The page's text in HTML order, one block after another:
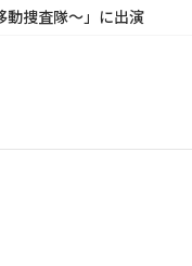
動捜査隊～」に出演